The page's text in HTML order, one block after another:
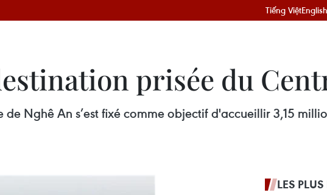
Tiếng ViệtEnglish
prisée du
Nghê An s’est fixé comme objectif d'accueillir 3,15
LES